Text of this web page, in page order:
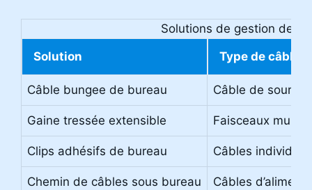
Solutions de gestion des
Solution
Type de câble
Câble bungee de bureau Câble de souris
Gaine tressée extensible Faisceaux
Clips adhésifs de bureau Câbles
Chemin de câbles sous bureau Câbles